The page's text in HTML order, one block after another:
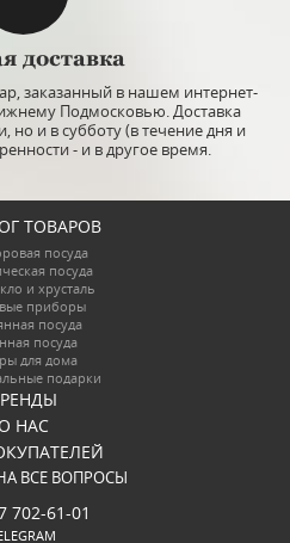
доставка
заказанный в нашем интернет-
Подмосковью. Доставка
но и в субботу (в течение дня и
- и в другое время.
ТОВАРОВ
посуда
посуда
и хрусталь
приборы
посуда
посуда
для дома
подарки
О НАС
ВСЕ ВОПРОСЫ
702-61-01